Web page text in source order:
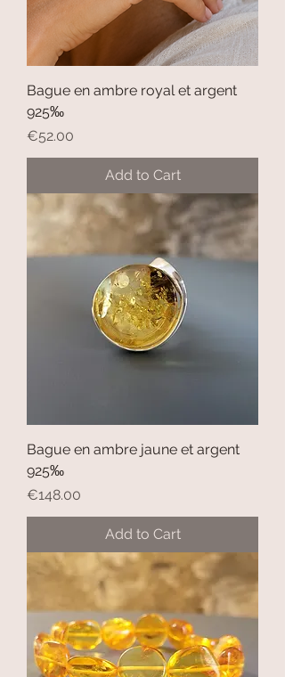
Bague en ambre royal et argent
925‰
Price
€52.00
Add to Cart
Bague en ambre jaune et argent
925‰
Price
€148.00
Add to Cart